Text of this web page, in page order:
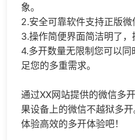
象。
2.安全可靠软件支持正版微
3.操作简便界面简洁明了，
4.多开数量无限制您可以
足您的多重需求。
通过XX网站提供的微信多
果设备上的微信不越狱多开
体验高效的多开体验吧！